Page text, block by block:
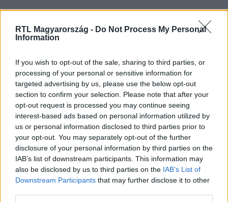
RTL Magyarország - Do Not Process My Personal
Information
If you wish to opt-out of the sale, sharing to third parties, or
processing of your personal or sensitive information for
targeted advertising by us, please use the below opt-out
section to confirm your selection. Please note that after your
opt-out request is processed you may continue seeing
interest-based ads based on personal information utilized by
us or personal information disclosed to third parties prior to
your opt-out. You may separately opt-out of the further
disclosure of your personal information by third parties on the
IAB’s list of downstream participants. This information may
also be disclosed by us to third parties on the IAB’s List of
Downstream Participants that may further disclose it to other
Kövess minket, és értesülj a friss hírekről a
Követem
#BALESET-BŰNÜGY #TRAGÉDIA #CSALÁD
KISGYERMEK #ÉGÉSI SÉRÜLÉS #MISKOLC
#MÉLYSZEGÉNYSÉG NEVELŐSZÜLŐK
#GONDATLANSÁGBÓL ELKÖVETETT EMBERÖLÉS #INÁNCS